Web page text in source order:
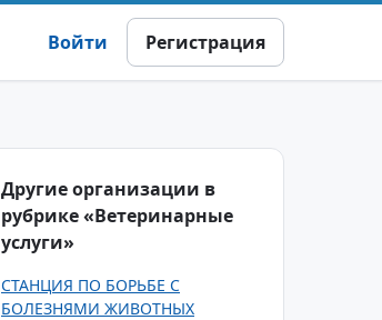
Войти Регистрация
Другие организации в
рубрике «Ветеринарные
услуги»
СТАНЦИЯ ПО БОРЬБЕ С
БОЛЕЗНЯМИ ЖИВОТНЫХ